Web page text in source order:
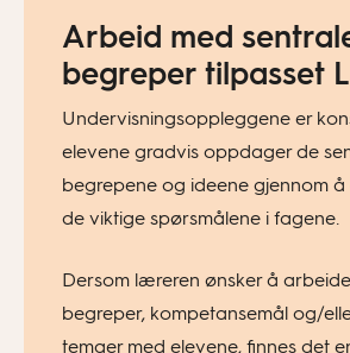
Arbeid med
begreper tilpasset
Undervisningsoppleggene er
elevene gradvis oppdager de
begrepene og ideene gjennom
de viktige spørsmålene i fagene.
Dersom læreren ønsker å
begreper, kompetansemål og/
temaer med elevene, finnes det